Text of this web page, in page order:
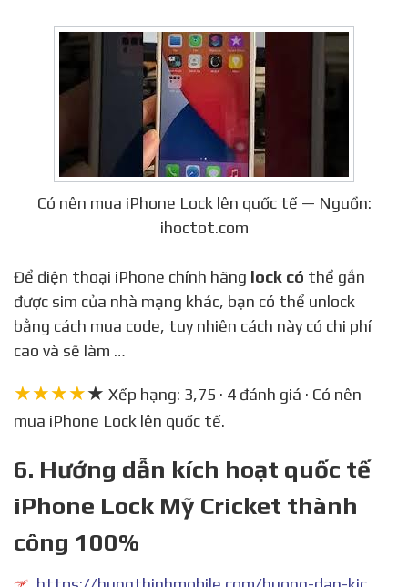
Có nên mua iPhone Lock lên quốc tế — Nguồn:
ihoctot.com
Để điện thoại iPhone chính hãng lock có thể gắn
được sim của nhà mạng khác, bạn có thể unlock
bằng cách mua code, tuy nhiên cách này có chi phí
cao và sẽ làm …
★★★★★ Xếp hạng: 3,75 · 4 đánh giá · Có nên
mua iPhone Lock lên quốc tế.
6. Hướng dẫn kích hoạt quốc tế
iPhone Lock Mỹ Cricket thành
công 100%